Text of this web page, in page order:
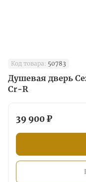
Код товара: 50783
Душевая дверь
Cr-R
39 900 ₽